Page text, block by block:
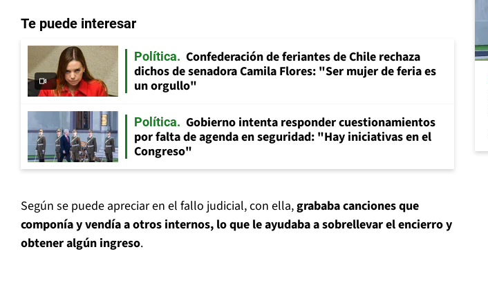
Te puede interesar
Política
Confederación de feriantes de Chile rechaza
dichos de senadora Camila Flores: "Ser mujer de feria es
un orgullo"
Política
Gobierno intenta responder cuestionamientos
por falta de agenda en seguridad: "Hay iniciativas en el
Congreso"
Según se puede apreciar en el fallo judicial, con ella,grababa canciones que
componía y vendía a otros internos, lo que le ayudaba a sobrellevar el encierro y
obtener algún ingreso.